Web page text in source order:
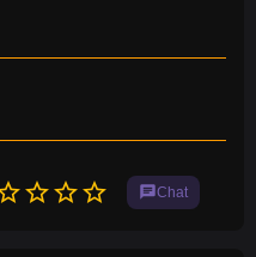
star_borderstar_borderstar_border chatChat